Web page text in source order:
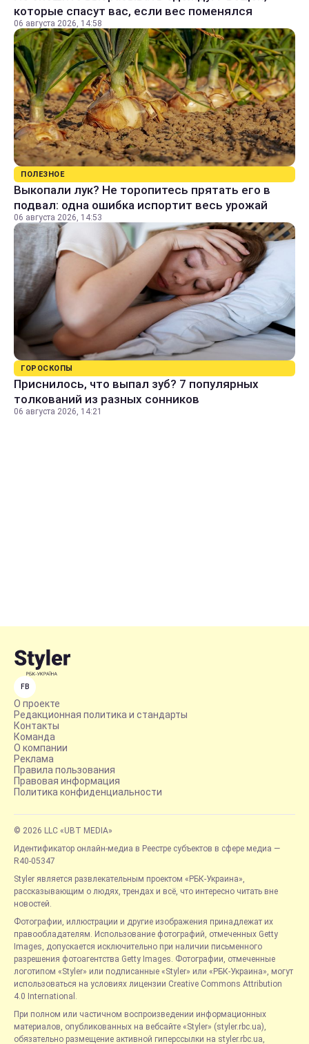
которые спасут вас, если вес поменялся
06 августа 2026, 14:58
ПОЛЕЗНОЕ
Выкопали лук? Не торопитесь прятать его в
подвал: одна ошибка испортит весь урожай
06 августа 2026, 14:53
ГОРОСКОПЫ
Приснилось, что выпал зуб? 7 популярных
толкований из разных сонников
06 августа 2026, 14:21
FB
О проекте
Редакционная политика и стандарты
Контакты
Команда
О компании
Реклама
Правила пользования
Правовая информация
Политика конфиденциальности
© 2026 LLC «UBT MEDIA»
Идентификатор онлайн-медиа в Реестре субъектов в сфере медиа —
R40-05347
Styler является развлекательным проектом «РБК-Украина»,
рассказывающим о людях, трендах и всё, что интересно читать вне
новостей.
Фотографии, иллюстрации и другие изображения принадлежат их
правообладателям. Использование фотографий, отмеченных Getty
Images, допускается исключительно при наличии письменного
разрешения фотоагентства Getty Images. Фотографии, отмеченные
логотипом «Styler» или подписанные «Styler» или «РБК-Украина», могут
использоваться на условиях лицензии Creative Commons Attribution
4.0 International.
При полном или частичном воспроизведении информационных
материалов, опубликованных на вебсайте «Styler» (styler.rbc.ua),
обязательно размещение активной гиперссылки на styler.rbc.ua,